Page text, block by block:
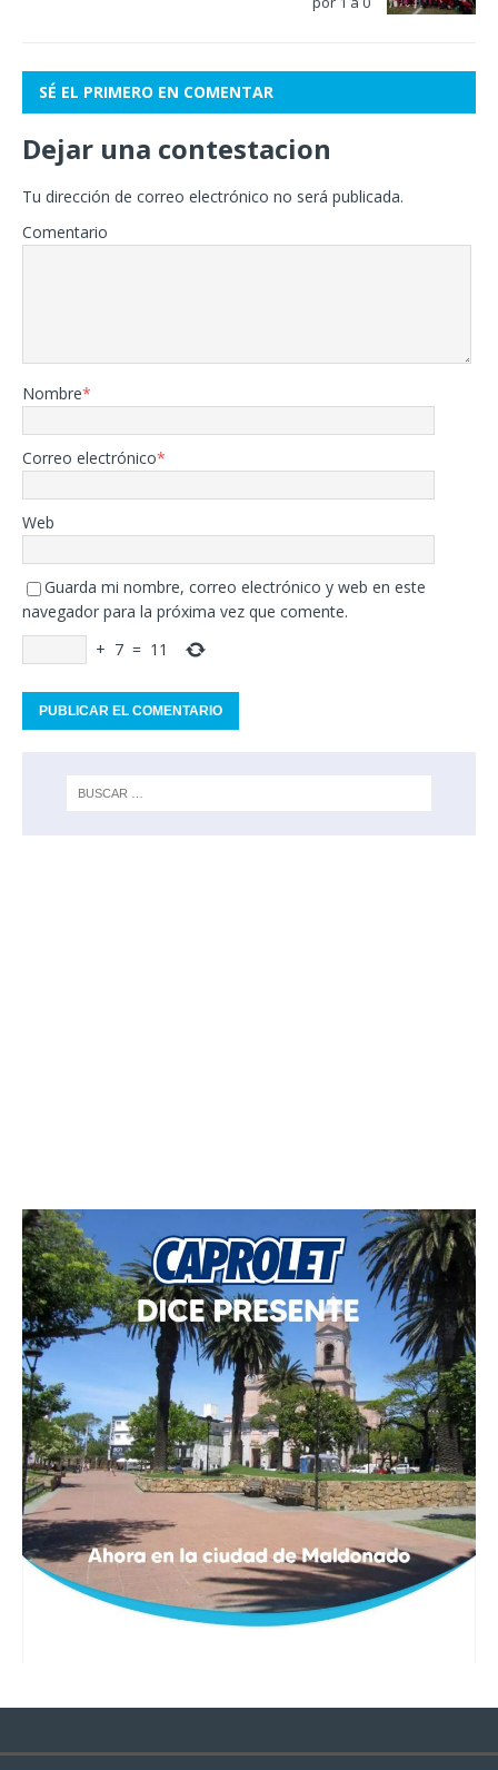
SÉ EL PRIMERO EN COMENTAR
Dejar una contestacion
Tu dirección de correo electrónico no será publicada.
Comentario
Nombre*
Correo electrónico*
Web
Guarda mi nombre, correo electrónico y web en este
navegador para la próxima vez que comente.
+ 7 = 11